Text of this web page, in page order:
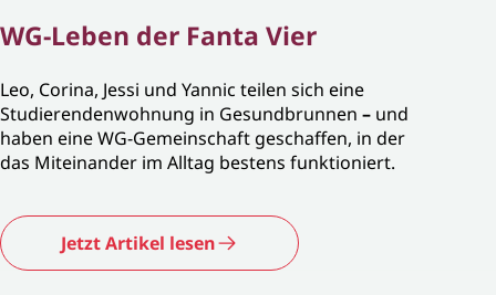
WG-Leben der Fanta Vier
Leo, Corina, Jessi und Yannic teilen sich eine
Studierendenwohnung in Gesundbrunnen – und
haben eine WG-Gemeinschaft geschaffen, in der
das Miteinander im Alltag bestens funktioniert.
Jetzt Artikel lesen